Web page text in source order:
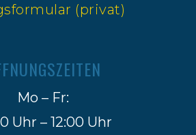
(privat)
Mo – Fr:
Uhr – 12:00 Uhr